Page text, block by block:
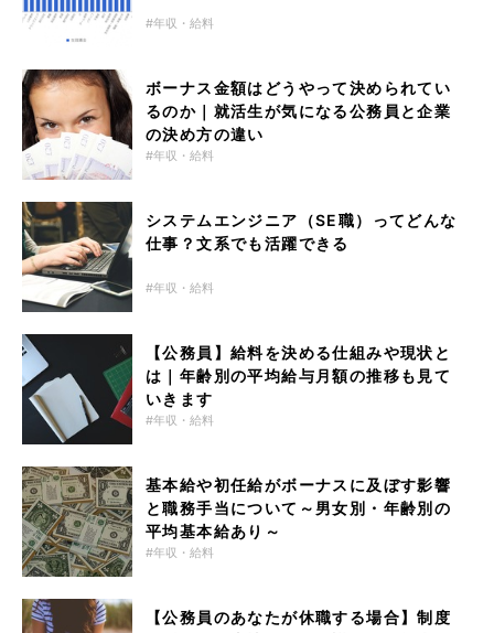
年収・給料
ボーナス金額はどうやって決められてい
るのか｜就活生が気になる公務員と企業
の決め方の違い
年収・給料
システムエンジニア（SE職）ってどんな
仕事？文系でも活躍できる
年収・給料
【公務員】給料を決める仕組みや現状と
は｜年齢別の平均給与月額の推移も見て
いきます
年収・給料
基本給や初任給がボーナスに及ぼす影響
と職務手当について～男女別・年齢別の
平均基本給あり～
年収・給料
【公務員のあなたが休職する場合】制度